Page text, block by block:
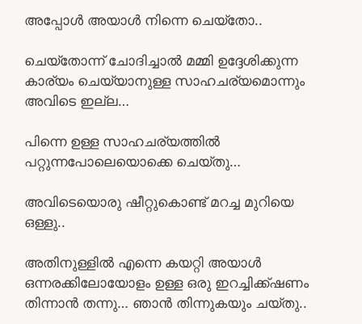
അപ്പോൾ അയാൾ നിന്നെ ചെയ്തോ..
ചെയ്തോന്ന് ചോദിച്ചാൽ മമ്മി ഉദ്ദേശിക്കുന്ന
കാര്യം ചെയ്യാനുള്ള സാഹചര്യമൊന്നും
അവിടെ ഇല്ല…
പിന്നെ ഉള്ള സാഹചര്യത്തിൽ
പറ്റുന്നപോലെയൊക്കെ ചെയ്തു…
അവിടെയൊരു ഷീറ്റുകൊണ്ട് മറച്ച മുറിയെ
ഒള്ളു..
അതിനുള്ളിൽ എന്നെ കയറ്റി അയാൾ
ഒന്നരക്കിലോയോളം ഉള്ള ഒരു ഇറച്ചിക്ക്ഷണം
തിന്നാൻ തന്നു… ഞാൻ തിന്നുകയും ചയ്തു..